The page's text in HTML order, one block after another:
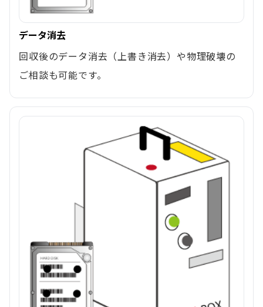
データ消去
回収後のデータ消去（上書き消去）や物理破壊の
ご相談も可能です。